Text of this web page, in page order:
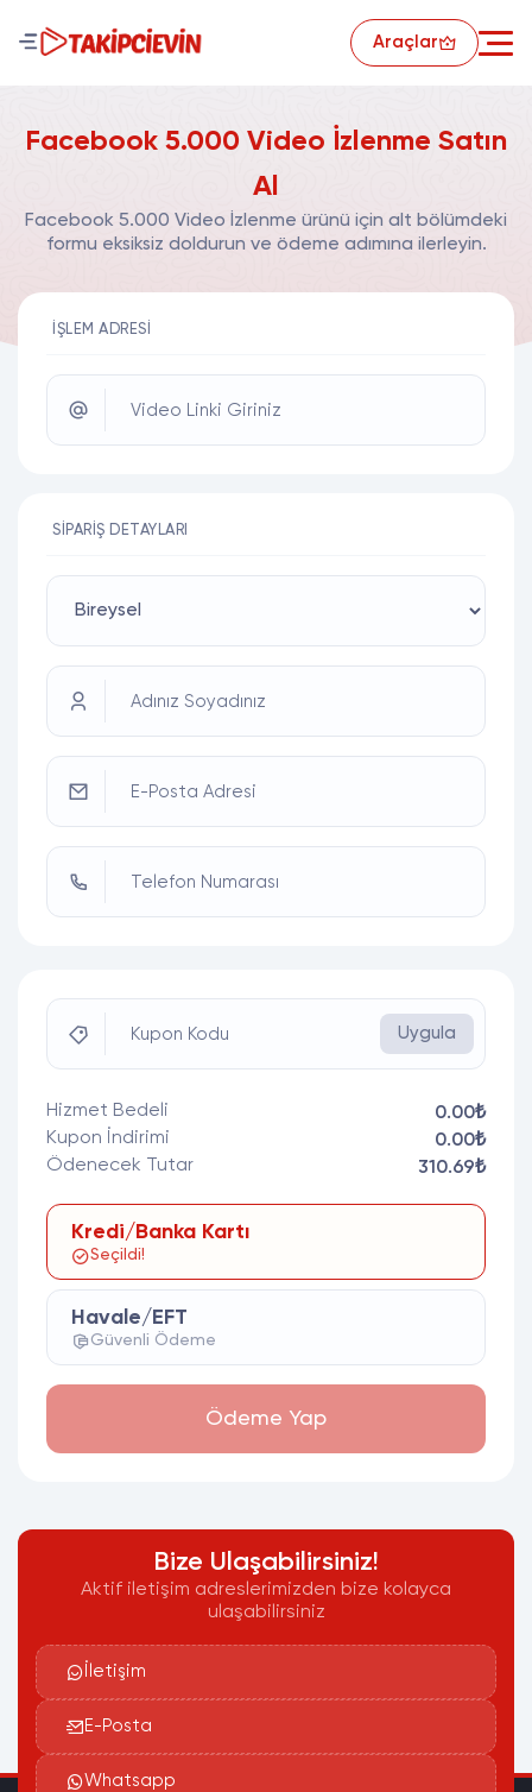
Araçlar
Facebook 5.000 Video İzlenme Satın
Al
Facebook 5.000 Video İzlenme ürünü için alt bölümdeki
formu eksiksiz doldurun ve ödeme adımına ilerleyin.
İŞLEM ADRESI
Video Linki Giriniz
SIPARIŞ DETAYLARI
Adınız Soyadınız
E-Posta Adresi
Telefon Numarası
Kupon Kodu Uygula
Hizmet Bedeli
0.00₺
Kupon İndirimi
0.00₺
Ödenecek Tutar
310.69₺
Kredi/Banka Kartı
Seçildi!
Havale/EFT
Güvenli Ödeme
Ödeme Yap
Bize Ulaşabilirsiniz!
Aktif iletişim adreslerimizden bize kolayca
ulaşabilirsiniz
İletişim
E-Posta
Whatsapp